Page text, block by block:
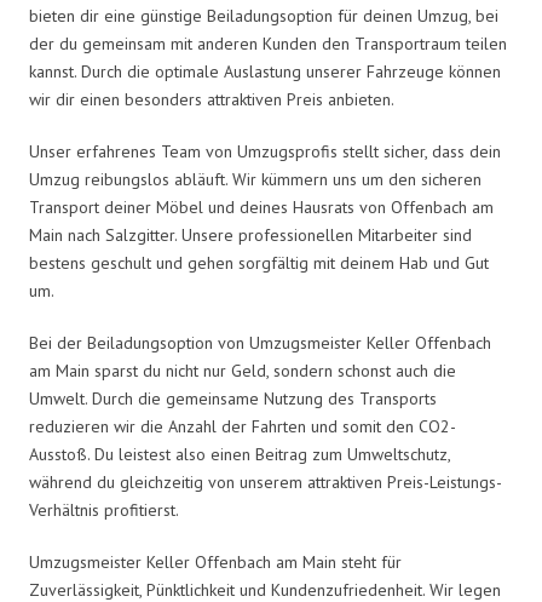
bieten dir eine günstige Beiladungsoption für deinen Umzug, bei
der du gemeinsam mit anderen Kunden den Transportraum teilen
kannst. Durch die optimale Auslastung unserer Fahrzeuge können
wir dir einen besonders attraktiven Preis anbieten.
Unser erfahrenes Team von Umzugsprofis stellt sicher, dass dein
Umzug reibungslos abläuft. Wir kümmern uns um den sicheren
Transport deiner Möbel und deines Hausrats von Offenbach am
Main nach Salzgitter. Unsere professionellen Mitarbeiter sind
bestens geschult und gehen sorgfältig mit deinem Hab und Gut
um.
Bei der Beiladungsoption von Umzugsmeister Keller Offenbach
am Main sparst du nicht nur Geld, sondern schonst auch die
Umwelt. Durch die gemeinsame Nutzung des Transports
reduzieren wir die Anzahl der Fahrten und somit den CO2-
Ausstoß. Du leistest also einen Beitrag zum Umweltschutz,
während du gleichzeitig von unserem attraktiven Preis-Leistungs-
Verhältnis profitierst.
Umzugsmeister Keller Offenbach am Main steht für
Zuverlässigkeit, Pünktlichkeit und Kundenzufriedenheit. Wir legen